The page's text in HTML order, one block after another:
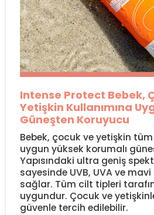
Intense Protect Bebek,
Yetişkin Kullanımına
Güneşten Koruyucu
Bebek, çocuk ve yetişkin
uygun yüksek korumalı
Yapısındaki ultra geniş
sayesinde UVB, UVA ve mavi
sağlar. Tüm cilt tipleri
uygundur. Çocuk ve
güvenle tercih edilebilir.